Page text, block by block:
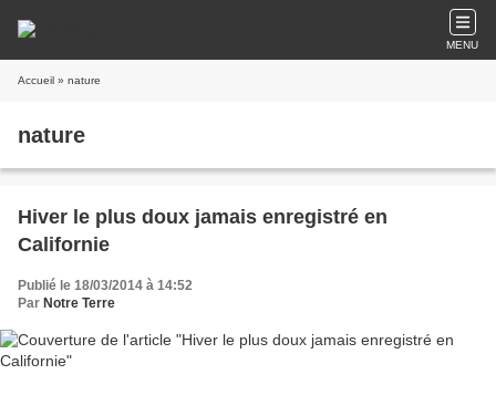
MENU
Accueil » nature
nature
Hiver le plus doux jamais enregistré en
Californie
Publié le 18/03/2014 à 14:52
Par Notre Terre